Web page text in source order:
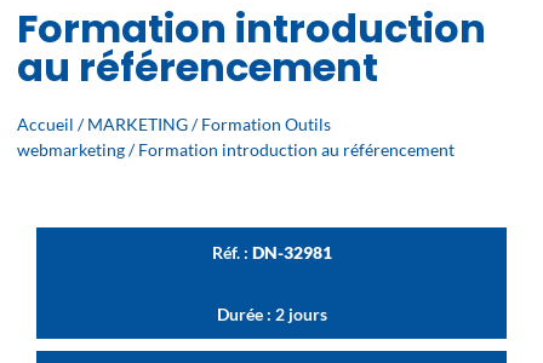
Formation introduction
au référencement
Accueil /MARKETING/Formation Outils
webmarketing/ Formation introduction au référencement
Réf. : DN-32981
Durée : 2 jours